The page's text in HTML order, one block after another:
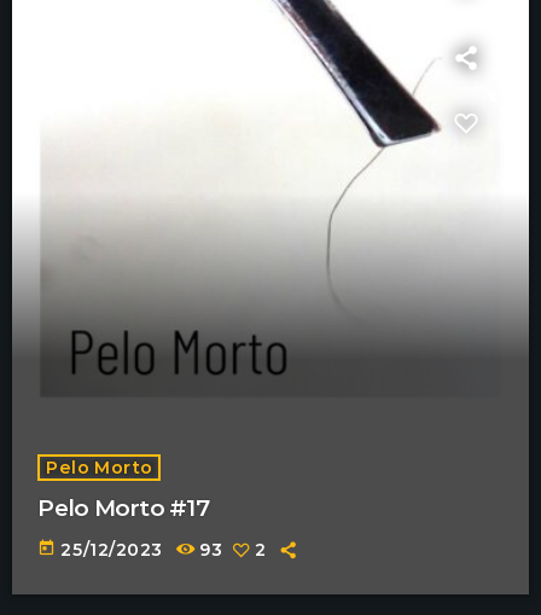
Pelo Morto
Pelo Morto #17
today 25/12/2023 93 2